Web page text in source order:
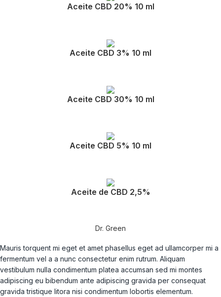
Aceite CBD 20% 10 ml
Aceite CBD 3% 10 ml
Aceite CBD 30% 10 ml
Aceite CBD 5% 10 ml
Aceite de CBD 2,5%
Dr. Green
Mauris torquent mi eget et amet phasellus eget ad ullamcorper mi a
fermentum vel a a nunc consectetur enim rutrum. Aliquam
vestibulum nulla condimentum platea accumsan sed mi montes
adipiscing eu bibendum ante adipiscing gravida per consequat
gravida tristique litora nisi condimentum lobortis elementum.